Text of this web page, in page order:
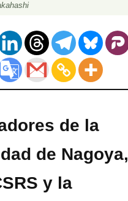
de la
de Nagoya,
y la